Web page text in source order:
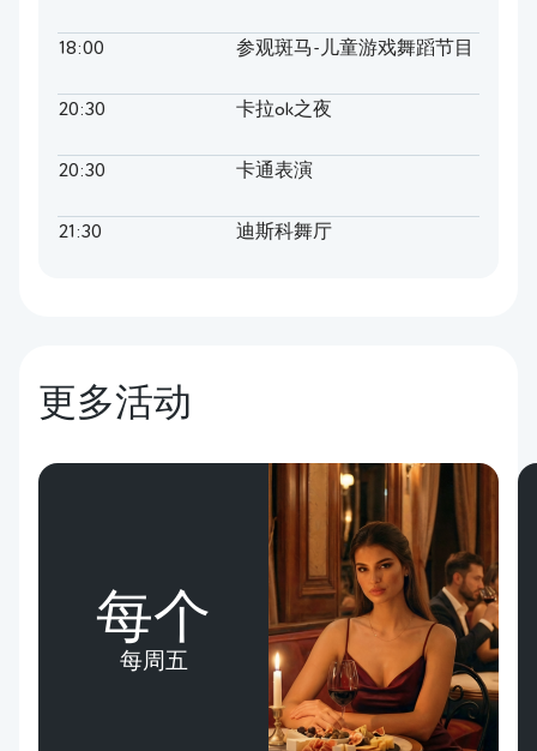
18:00 参观斑马-儿童游戏舞蹈节目
20:30 卡拉ok之夜
20:30 卡通表演
21:30 迪斯科舞厅
更多活动
每个
每周五